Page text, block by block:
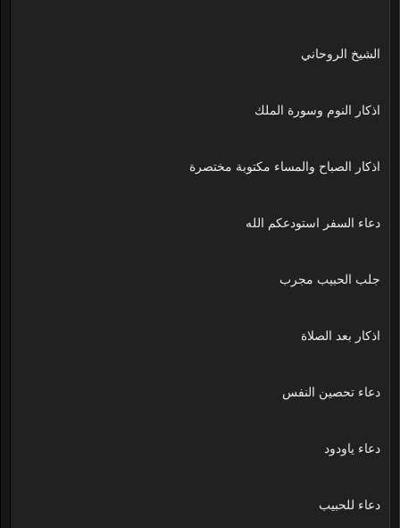
الشيخ الروحاني
اذكار النوم وسورة الملك
اذكار الصباح والمساء مكتوبة مختصرة
دعاء السفر استودعكم الله
جلب الحبيب مجرب
اذكار بعد الصلاة
دعاء تحصين النفس
دعاء ياودود
دعاء للحبيب